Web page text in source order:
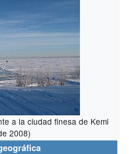
a la ciudad finesa de Kemi
2008)